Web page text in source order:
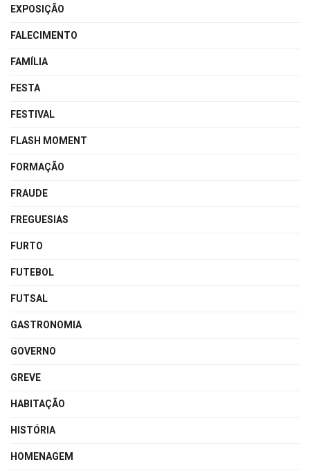
EXPOSIÇÃO
FALECIMENTO
FAMÍLIA
FESTA
FESTIVAL
FLASH MOMENT
FORMAÇÃO
FRAUDE
FREGUESIAS
FURTO
FUTEBOL
FUTSAL
GASTRONOMIA
GOVERNO
GREVE
HABITAÇÃO
HISTÓRIA
HOMENAGEM